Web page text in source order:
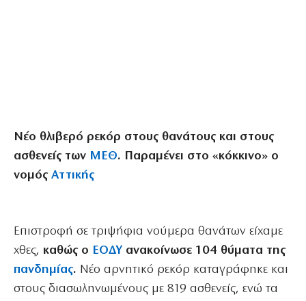
Νέο θλιβερό ρεκόρ στους θανάτους και στους
ασθενείς των ΜΕΘ. Παραμένει στο «κόκκινο» ο
νομός Αττικής
Επιστροφή σε τριψήφια νούμερα θανάτων είχαμε
χθες, καθώς ο ΕΟΔΥ ανακοίνωσε 104 θύματα της
πανδημίας. Νέο αρνητικό ρεκόρ καταγράφηκε και
στους διασωληνωμένους με 819 ασθενείς, ενώ τα